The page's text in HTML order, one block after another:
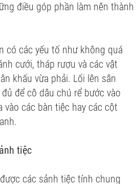
điều góp phần làm nên thành
có các yếu tố như không quá
cưới, tháp rượu và các vật
khấu vừa phải. Lối lên sân
để cô dâu chú rể bước vào
vào các bàn tiệc hay các cột
tiệc
các sảnh tiệc tính chung